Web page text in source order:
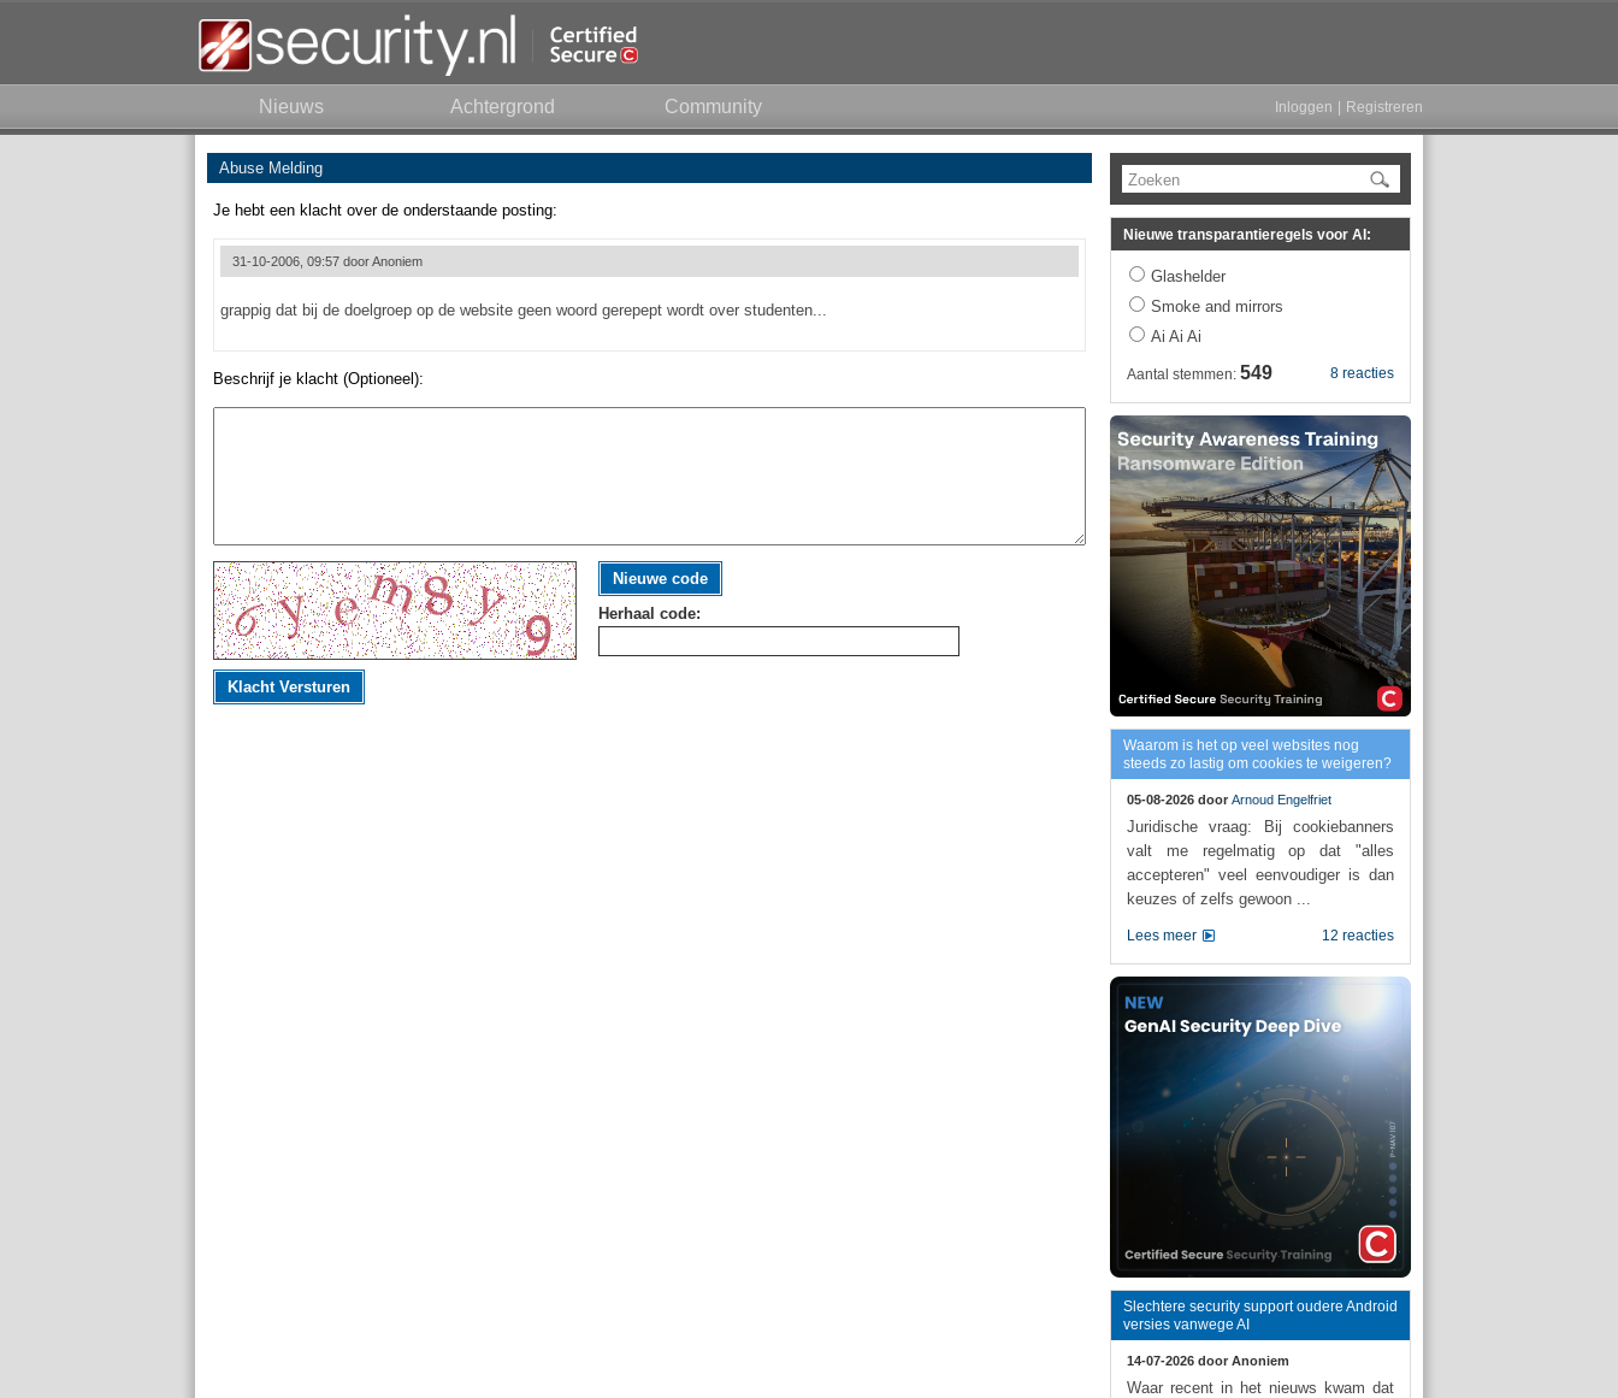
Nieuws Achtergrond Community Inloggen Registreren
Abuse Melding
Je hebt een klacht over de onderstaande posting:
31-10-2006, 09:57 doorAnoniem
grappig dat bij de doelgroep op de website geen woord gerepept wordt over studenten...
Beschrijf je klacht (Optioneel):
Nieuwe code
Herhaal code:
Klacht Versturen
Zoeken
Nieuwe transparantieregels voor AI:
Glashelder
Smoke and mirrors
Ai Ai Ai
8 reacties
Aantal stemmen: 549
Waarom is het op veel websites nog
steeds zo lastig om cookies te weigeren?
05-08-2026 door Arnoud Engelfriet
Juridische vraag: Bij cookiebanners
valt me regelmatig op dat "alles
accepteren" veel eenvoudiger is dan
keuzes of zelfs gewoon ...
12 reacties
Lees meer
Slechtere security support oudere Android
versies vanwege AI
14-07-2026 door Anoniem
Waar recent in het nieuws kwam dat